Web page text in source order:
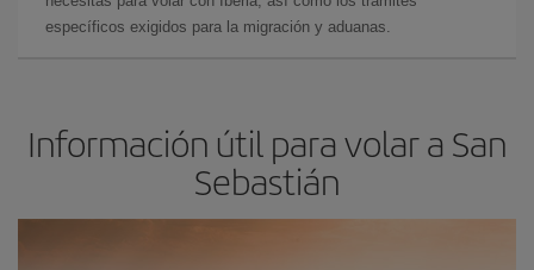
específicos exigidos para la migración y aduanas.
Información útil para volar a San
Sebastián